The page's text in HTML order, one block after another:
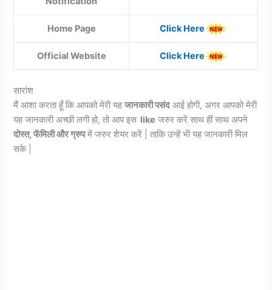
Home Page Click Here
Official Website Click Here
सारांश
मैं आशा करता हूँ कि आपको मेरी यहजानकारी पसंदआई होगी, अगर आपको मेरी
यह जानकारी अच्छी लगी हो, तो आप इस like जरुर करें साथ हीं साथ अपने
दोस्त, फॅमिली और ग्रुपमें जरुर शेयर करें | ताकि उन्हें भी यह जानकारी मिल
सके |